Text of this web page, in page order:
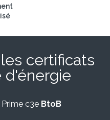
certificats
d'énergie
c3e BtoB